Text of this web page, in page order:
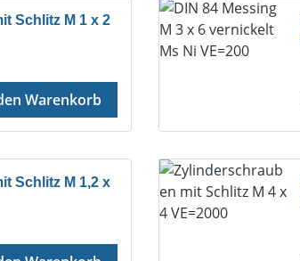
Schlitz M 1 x 2
Warenkorb
Schlitz M 1,2 x